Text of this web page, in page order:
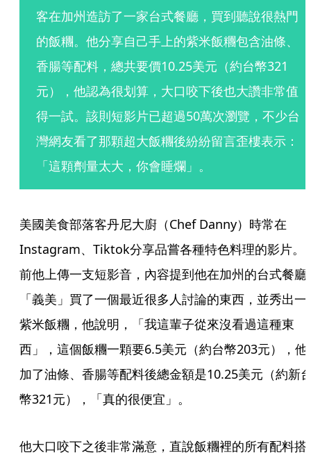
客在加州造訪了一家台式餐廳，買到聽說很熱門
的飯糰。他分享自己手上的紫米飯糰包含油條、
香腸等配料，總共要價10.25美元（約台幣321
元），他認為很划算，大口咬下後也大讚非常值
得一試。該則短影片已超過50萬次瀏覽，不少台
灣網友看了那顆超大飯糰後紛紛留言歪樓表示：
「這顆劑量太大，你會睡爛」。
美國美食部落客丹尼大廚（Chef Danny）時常在
Instagram、Tiktok分享品嘗各種特色料理的影片。
前他上傳一支短影音，內容提到他在加州的台式餐廳
「義美」買了一個最近很多人討論的東西，並秀出一
紫米飯糰，他說明，「我這輩子從來沒看過這種東
西」，這個飯糰一顆要6.5美元（約台幣203元），他
加了油條、香腸等配料後總金額是10.25美元（約新
幣321元），「真的很便宜」。
他大口咬下之後非常滿意，直說飯糰裡的所有配料搭